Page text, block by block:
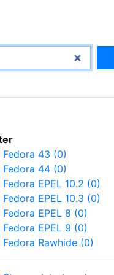
Fedora 43 (0)
Fedora 44 (0)
Fedora EPEL 10.2 (0)
Fedora EPEL 10.3 (0)
Fedora EPEL 8 (0)
Fedora EPEL 9 (0)
Fedora Rawhide (0)